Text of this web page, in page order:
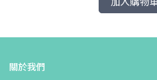
關於我們